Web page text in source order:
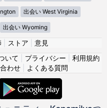
出会い West Virginia
出会い Wyoming
ストア
意見
いて プライバシー
利用規約
わせ| よくある質問